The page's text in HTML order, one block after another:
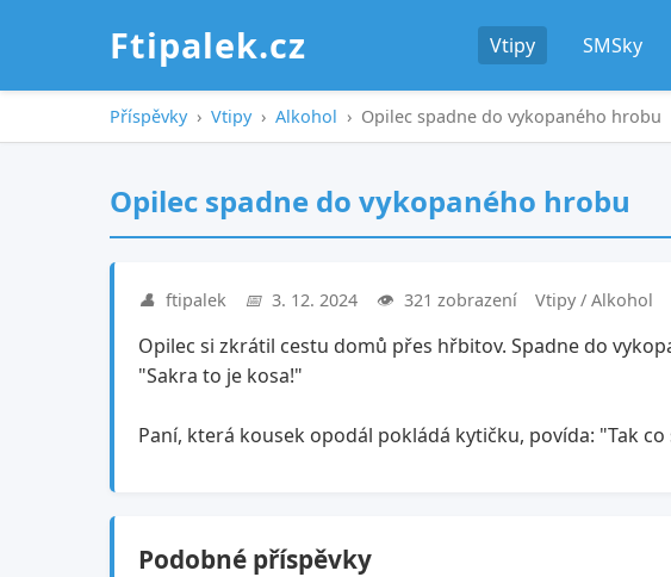
Ftipalek.cz Vtipy SMSky
Příspěvky › Vtipy › Alkohol › Opilec spadne do vykopaného hrobu
Opilec spadne do vykopaného hrobu
👤 ftipalek 📅 3. 12. 2024 👁️ 321 zobrazení Vtipy / Alkohol
Opilec si zkrátil cestu domů přes hřbitov. Spadne do
"Sakra to je kosa!"
Paní, která kousek opodál pokládá kytičku, povída: "Tak co
Podobné příspěvky